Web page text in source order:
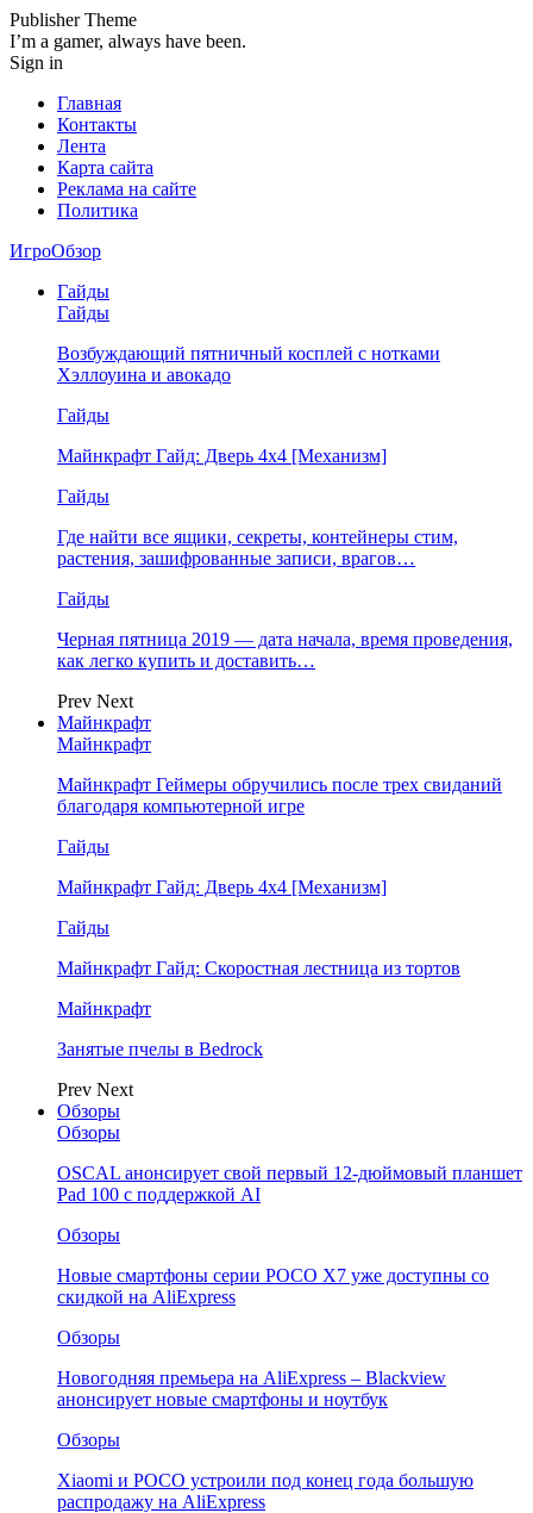
Publisher Theme
I’m a gamer, always have been.
Sign in
Главная
Контакты
Лента
Карта сайта
Реклама на сайте
Политика
ИгроОбзор
Гайды
Гайды
Возбуждающий пятничный косплей с нотками
Хэллоуина и авокадо
Гайды
Майнкрафт Гайд: Дверь 4х4 [Механизм]
Гайды
Где найти все ящики, секреты, контейнеры стим,
растения, зашифрованные записи, врагов…
Гайды
Черная пятница 2019 — дата начала, время проведения,
как легко купить и доставить…
Prev Next
Майнкрафт
Майнкрафт
Майнкрафт Геймеры обручились после трех свиданий
благодаря компьютерной игре
Гайды
Майнкрафт Гайд: Дверь 4х4 [Механизм]
Гайды
Майнкрафт Гайд: Скоростная лестница из тортов
Майнкрафт
Занятые пчелы в Bedrock
Prev Next
Обзоры
Обзоры
OSCAL анонсирует свой первый 12-дюймовый планшет
Pad 100 с поддержкой AI
Обзоры
Новые смартфоны серии POCO X7 уже доступны со
скидкой на AliExpress
Обзоры
Новогодняя премьера на AliExpress – Blackview
анонсирует новые смартфоны и ноутбук
Обзоры
Xiaomi и POCO устроили под конец года большую
распродажу на AliExpress